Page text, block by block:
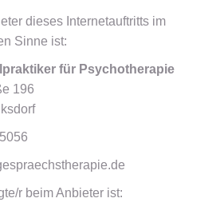
dieses Internetauftritts im
Sinne ist:
für Psychotherapie
196
r beim Anbieter ist: